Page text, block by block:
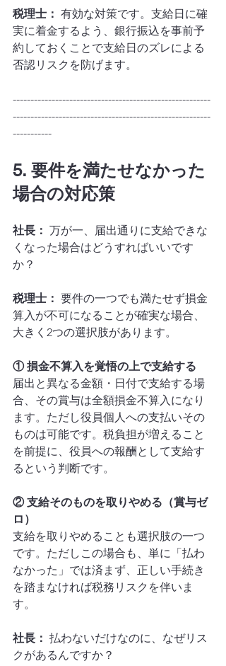
税理士： 有効な対策です。支給日に確
実に着金するよう、銀行振込を事前予
約しておくことで支給日のズレによる
否認リスクを防げます。
--------------------------------------------------------
--------------------------------------------------------
-----------
5. 要件を満たせなかった
場合の対応策
社長： 万が一、届出通りに支給できな
くなった場合はどうすればいいです
か？
税理士： 要件の一つでも満たせず損金
算入が不可になることが確実な場合、
大きく2つの選択肢があります。
① 損金不算入を覚悟の上で支給する
届出と異なる金額・日付で支給する場
合、その賞与は全額損金不算入になり
ます。ただし役員個人への支払いその
ものは可能です。税負担が増えること
を前提に、役員への報酬として支給す
るという判断です。
② 支給そのものを取りやめる（賞与ゼ
ロ）
支給を取りやめることも選択肢の一つ
です。ただしこの場合も、単に「払わ
なかった」では済まず、正しい手続き
を踏まなければ税務リスクを伴いま
す。
社長： 払わないだけなのに、なぜリス
クがあるんですか？